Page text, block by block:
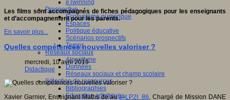
eTwinning
Prospective
Ecosystème numérique
Espaces
Politique éducative
Scénarios prospectifs
Temps
Réseaux sociaux
Algorithme
Données
Réseaux sociaux et champ scolaire
Sélection de ressources
Bibliographies
Education artistique
Les films sont accompagnés de fiches pédagogiques pour les enseignants
et d’accompagnement pour les parents.
En savoir plus...
Quelles compétences nouvelles valoriser ?
mercredi, 10 avril 2019
Didactique
Xavier Garnier, Enseignant Maths de au@LP2I_86 , Chargé de Mission DANE